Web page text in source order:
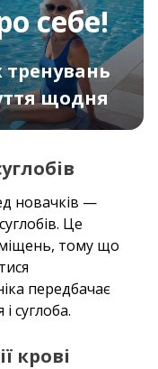
себе!
тренувань
щодня
новачків —
Це
тому що
передбачає
суглоба.
крові